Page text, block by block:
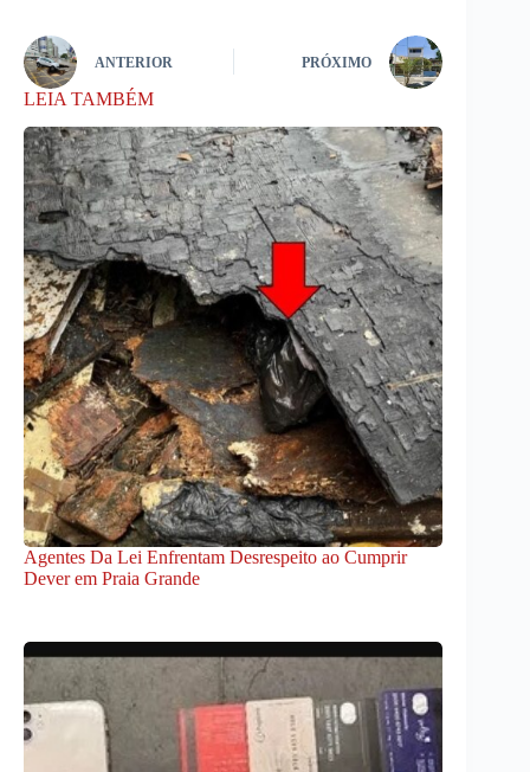
ANTERIOR PRÓXIMO
LEIA TAMBÉM
Agentes Da Lei Enfrentam Desrespeito ao Cumprir
Dever em Praia Grande